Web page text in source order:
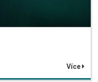
Více